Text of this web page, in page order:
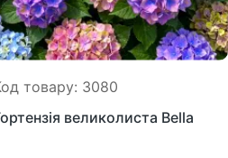
товару: 3080
великолиста Bella